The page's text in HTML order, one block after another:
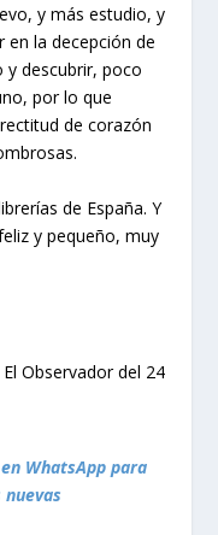
y más estudio, y
en la decepción de
y descubrir, poco
por lo que
de corazón
de España. Y
y pequeño, muy
Observador del 24
WhatsApp para